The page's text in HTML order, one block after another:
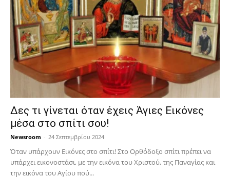
Δες τι γίνεται όταν έχεις Άγιες Εικόνες
μέσα στο σπίτι σου!
Newsroom - 24 Σεπτεμβρίου 2024
Όταν υπάρχουν Εικόνες στο σπίτι! Στο Ορθόδοξο σπίτι πρέπει να
υπάρχει εικονοστάσι, με την εικόνα του Χριστού, της Παν­αγίας και
την εικόνα του Αγίου πού...